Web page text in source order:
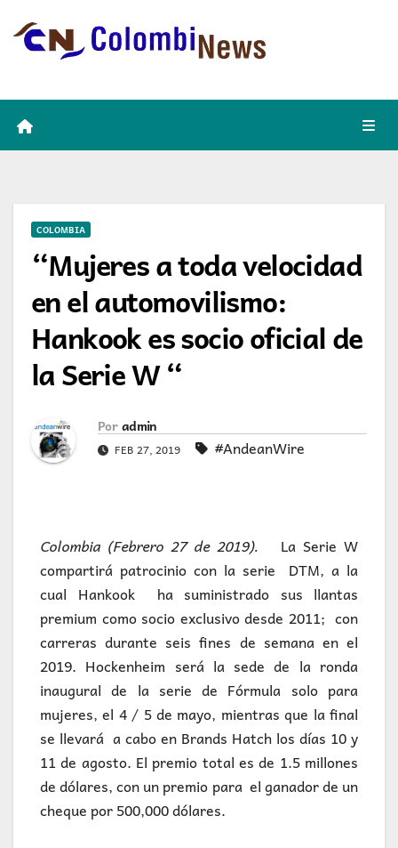
COLOMBIA
“Mujeres a toda velocidad
en el automovilismo:
Hankook es socio oficial de
la Serie W “
Por admin
FEB 27, 2019 #AndeanWire
Colombia (Febrero 27 de 2019).
La Serie W
compartirá patrocinio con la serie DTM, a la
cual Hankook ha suministrado sus llantas
premium como socio exclusivo desde 2011; con
carreras durante seis fines de semana en el
2019. Hockenheim será la sede de la ronda
inaugural de la serie de Fórmula solo para
mujeres, el 4 / 5 de mayo, mientras que la final
se llevará a cabo en Brands Hatch los días 10 y
11 de agosto. El premio total es de 1.5 millones
de dólares, con un premio para el ganador de un
cheque por 500,000 dólares.